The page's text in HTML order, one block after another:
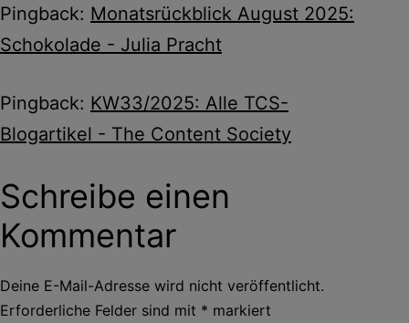
Pingback: Monatsrückblick August 2025:
Schokolade - Julia Pracht
Pingback: KW33/2025: Alle TCS-
Blogartikel - The Content Society
Schreibe einen
Kommentar
Deine E-Mail-Adresse wird nicht veröffentlicht.
Erforderliche Felder sind mit * markiert